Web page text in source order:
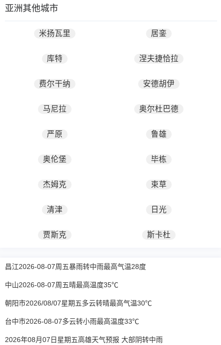
亚洲其他城市
米扬瓦里 居銮
库特 涅夫捷恰拉
费尔干纳 安德胡伊
马尼拉 奥尔杜巴德
严原 鲁雄
奥伦堡 毕栋
杰姆克 束草
清津 日光
贾斯克 斯卡杜
昌江2026-08-07周五暴雨转中雨最高气温28度
中山2026-08-07周五晴最高温度35℃
朝阳市2026/08/07星期五多云转晴最高气温30℃
台中市2026-08-07多云转小雨最高温度33℃
2026年08月07日星期五高雄天气预报 大部阴转中雨